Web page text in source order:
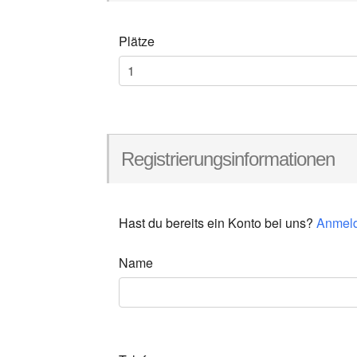
Plätze
Registrierungsinformationen
Hast du bereits ein Konto bei uns?
Name